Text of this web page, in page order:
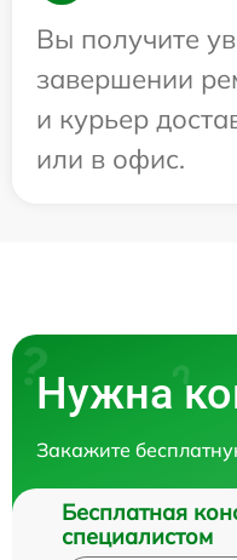
Вы получите
завершении
и курьер
или в офис.
Нужна
Закажите
Бесплатная
специалистом